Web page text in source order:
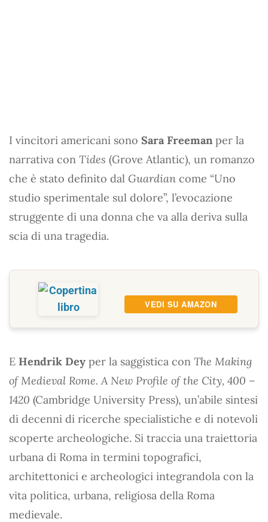
I vincitori americani sono Sara Freeman per la
narrativa con Tides (Grove Atlantic), un romanzo
che è stato definito dal Guardian come “Uno
studio sperimentale sul dolore”, l’evocazione
struggente di una donna che va alla deriva sulla
scia di una tragedia.
VEDI SU AMAZON
E Hendrik Dey per la saggistica con The Making
of Medieval Rome. A New Profile of the City, 400 –
1420 (Cambridge University Press), un’abile sintesi
di decenni di ricerche specialistiche e di notevoli
scoperte archeologiche. Si traccia una traiettoria
urbana di Roma in termini topografici,
architettonici e archeologici integrandola con la
vita politica, urbana, religiosa della Roma
medievale.